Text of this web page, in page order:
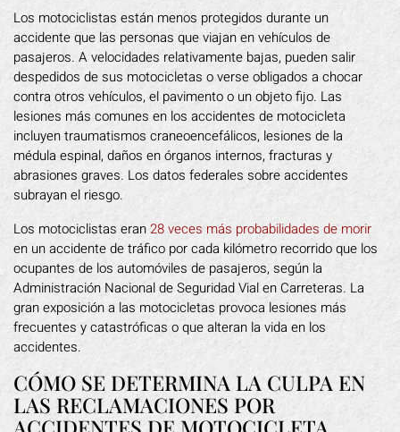
Los motociclistas están menos protegidos durante un
accidente que las personas que viajan en vehículos de
pasajeros. A velocidades relativamente bajas, pueden salir
despedidos de sus motocicletas o verse obligados a chocar
contra otros vehículos, el pavimento o un objeto fijo. Las
lesiones más comunes en los accidentes de motocicleta
incluyen traumatismos craneoencefálicos, lesiones de la
médula espinal, daños en órganos internos, fracturas y
abrasiones graves. Los datos federales sobre accidentes
subrayan el riesgo.
Los motociclistas eran28 veces más probabilidades de morir
en un accidente de tráfico por cada kilómetro recorrido que los
ocupantes de los automóviles de pasajeros, según la
Administración Nacional de Seguridad Vial en Carreteras. La
gran exposición a las motocicletas provoca lesiones más
frecuentes y catastróficas o que alteran la vida en los
accidentes.
CÓMO SE DETERMINA LA CULPA EN
LAS RECLAMACIONES POR